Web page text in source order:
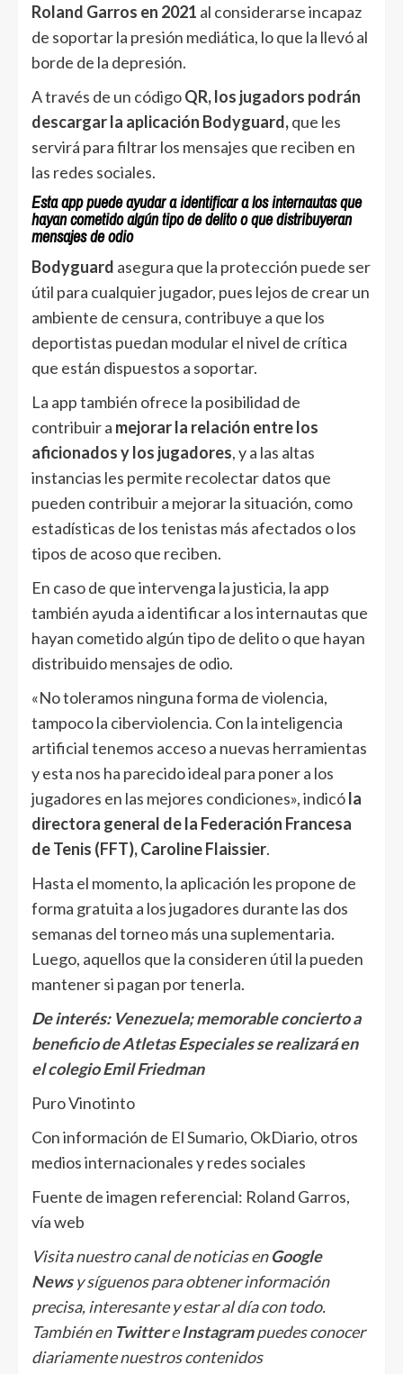
Roland Garros en 2021 al considerarse incapaz
de soportar la presión mediática, lo que la llevó al
borde de la depresión.
A través de un códigoQR, los jugadors podrán
descargar la aplicación Bodyguard,que les
servirá para filtrar los mensajes que reciben en
las redes sociales.
Esta app puede ayudar a identificar a los internautas que
hayan cometido algún tipo de delito o que distribuyeran
mensajes de odio
Bodyguard asegura que la protección puede ser
útil para cualquier jugador, pues lejos de crear un
ambiente de censura, contribuye a que los
deportistas puedan modular el nivel de crítica
que están dispuestos a soportar.
La app también ofrece la posibilidad de
contribuir a mejorar la relación entre los
aficionados y los jugadores, y a las altas
instancias les permite recolectar datos que
pueden contribuir a mejorar la situación, como
estadísticas de los tenistas más afectados o los
tipos de acoso que reciben.
En caso de que intervenga la justicia, la app
también ayuda a identificar a los internautas que
hayan cometido algún tipo de delito o que hayan
distribuido mensajes de odio.
«No toleramos ninguna forma de violencia,
tampoco la ciberviolencia. Con la inteligencia
artificial tenemos acceso a nuevas herramientas
y esta nos ha parecido ideal para poner a los
jugadores en las mejores condiciones», indicóla
directora general de la Federación Francesa
de Tenis (FFT), Caroline Flaissier.
Hasta el momento, la aplicación les propone de
forma gratuita a los jugadores durante las dos
semanas del torneo más una suplementaria.
Luego, aquellos que la consideren útil la pueden
mantener si pagan por tenerla.
De interés: Venezuela; memorable concierto a
beneficio de Atletas Especiales se realizará en
el colegio Emil Friedman
Puro Vinotinto
Con información de El Sumario, OkDiario, otros
medios internacionales y redes sociales
Fuente de imagen referencial: Roland Garros,
vía web
Visita nuestro canal de noticias enGoogle
Newsy síguenos para obtener información
precisa, interesante y estar al día con todo.
También en TwittereInstagrampuedes conocer
diariamente nuestros contenidos